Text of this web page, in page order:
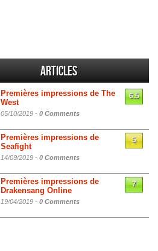
Articles
Premières impressions de The
West
05/10/2019 - 0 Comments
6.5
Premières impressions de
Seafight
14/09/2019 - 0 Comments
5
Premières impressions de
Drakensang Online
19/04/2019 - 0 Comments
7